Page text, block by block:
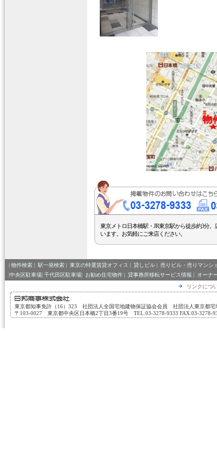
東京メトロ日本橋駅・JR東京駅から徒歩約3分。
います。お気軽にご来店ください。
| 物件検索 | 駅一発検索 | 東京の特選賃貸オフィス | 貸しビル | 売りビル・売りマンシ
|中央区駐車場| 千代田区駐車場| お勧め住宅物件 | 貸事務所移転サービス情報 | オーナ
リンクにつ
東京都知事免許（16）323 社団法人全国宅地建物保証協会会員 社団法人東京都宅
〒103-0027 東京都中央区日本橋2丁目3番19号 TEL.03-3278-9333 FAX.03-3278-